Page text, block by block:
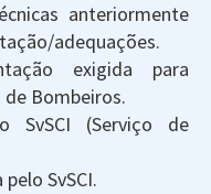
anteriormente
adequações.
exigida para
Bombeiros.
SvSCI (Serviço de
SvSCI.